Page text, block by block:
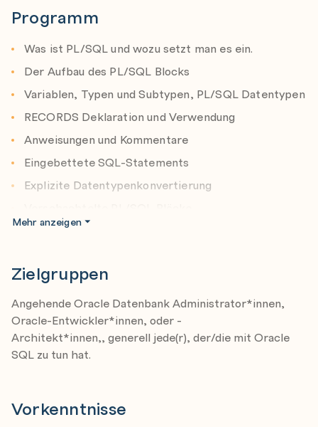
bis zu etwas spezielleren Themen wie PL/SQL Arrays
und Pipelined Table Functions.
Programm
Was ist PL/SQL und wozu setzt man es ein.
Der Aufbau des PL/SQL Blocks
Variablen, Typen und Subtypen, PL/SQL Datentypen
RECORDS Deklaration und Verwendung
Anweisungen und Kommentare
Eingebettete SQL-Statements
Explizite Datentypenkonvertierung
CASE, SYS_CONTEXT
Regeln für NULL, AND und OR
Schleifen - LOOP, WHILE, FOR, EXIT und
CONTINUE
CURSOR implizit und explizit (statisch)
Unterprogramme: Prozeduren und Funktionen
Mehr anzeigen
Zielgruppen
Angehende Oracle Datenbank Administrator*innen,
Oracle-Entwickler*innen, oder -
Architekt*innen,, generell jede(r), der/die mit Oracle
SQL zu tun hat.
Vorkenntnisse